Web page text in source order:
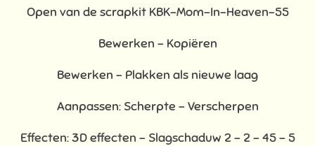
Open van de scrapkit KBK-Mom-In-Heaven-55
Bewerken – Kopiëren
Bewerken - Plakken als nieuwe laag
Aanpassen: Scherpte – Verscherpen
Effecten: 3D effecten - Slagschaduw 2 – 2 – 45 – 5